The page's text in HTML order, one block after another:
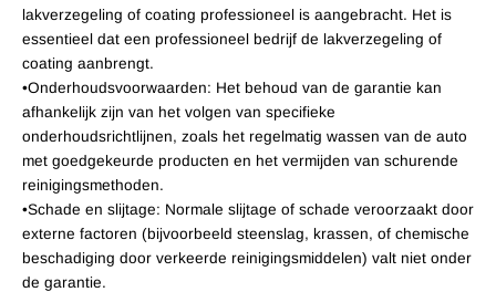
lakverzegeling of coating professioneel is aangebracht. Het is
essentieel dat een professioneel bedrijf de lakverzegeling of
coating aanbrengt.
•Onderhoudsvoorwaarden: Het behoud van de garantie kan
afhankelijk zijn van het volgen van specifieke
onderhoudsrichtlijnen, zoals het regelmatig wassen van de auto
met goedgekeurde producten en het vermijden van schurende
reinigingsmethoden.
•Schade en slijtage: Normale slijtage of schade veroorzaakt door
externe factoren (bijvoorbeeld steenslag, krassen, of chemische
beschadiging door verkeerde reinigingsmiddelen) valt niet onder
de garantie.